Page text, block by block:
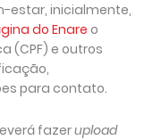
estar, inicialmente,
do Enare o
(CPF) e outros
para contato.
fazerupload